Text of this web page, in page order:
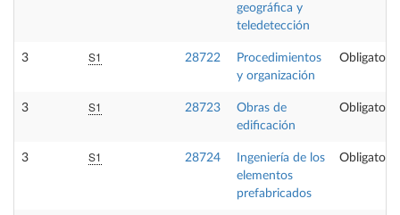
geográfica y
teledetección
3 S1 28722
Procedimientos
y organización
Obligatoria
3 S1 28723
Obras de
edificación
Obligatoria
3 S1 28724
Ingeniería de los
elementos
prefabricados
Obligatoria